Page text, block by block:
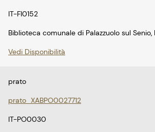
IT-FI0152
Biblioteca comunale di Palazzuolo sul Senio,
Vedi Disponibilità
prato
prato_XABPO0027712
IT-PO0030